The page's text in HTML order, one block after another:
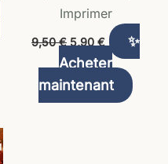
Imprimer
9,50€ 5,90 €
✨
Acheter
maintenant